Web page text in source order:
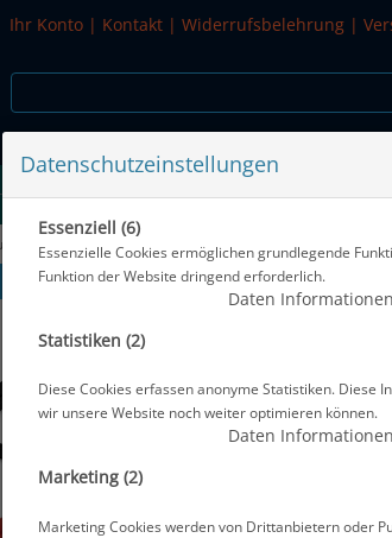
Ihr Konto | Kontakt | Widerrufsbelehrung |
WASSERSPORT
- 90 cm
Miflex
Artikelnr.: pol-
Datenschutzeinstellungen
Essenziell (6)
Essenzielle Cookies ermöglichen grundlegende
Funktion der Website dringend erforderlich.
Daten
Statistiken (2)
Diese Cookies erfassen anonyme Statistiken. Diese
wir unsere Website noch weiter optimieren können.
Daten
Marketing (2)
Marketing Cookies werden von Drittanbietern oder